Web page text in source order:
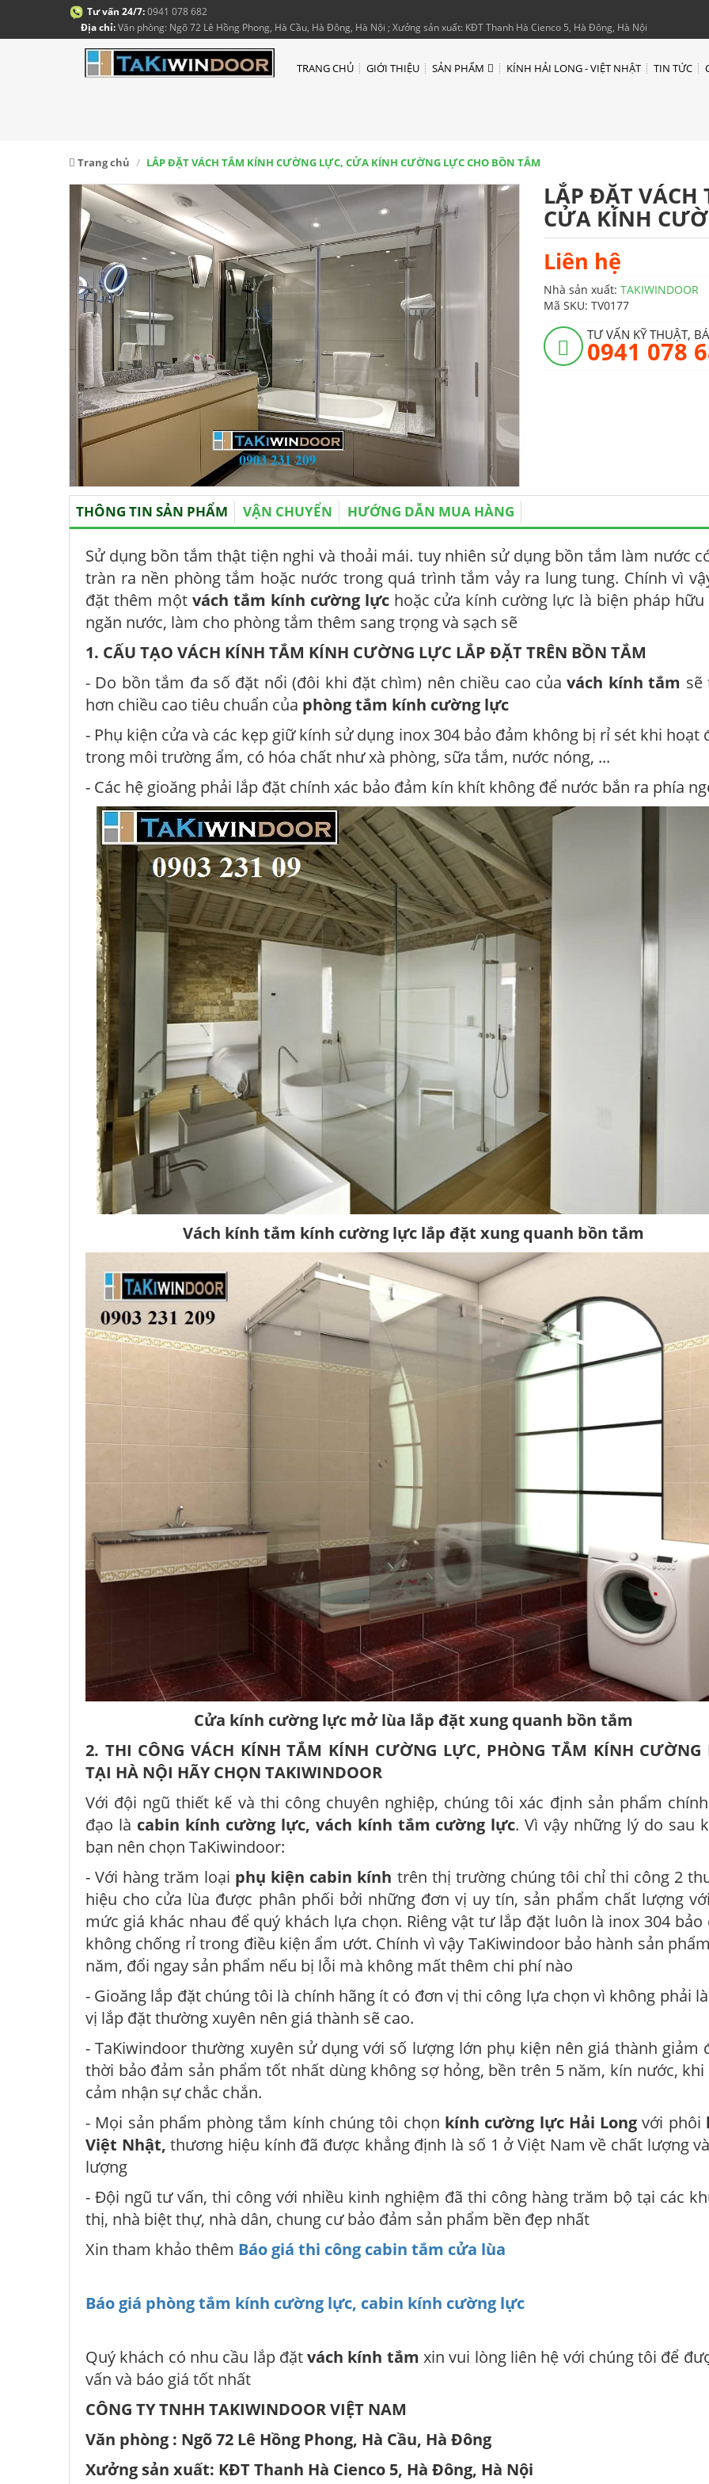
Tư vấn 24/7:0941 078 682
Địa chỉ:Văn phòng: Ngõ 72 Lê Hồng Phong, Hà Cầu, Hà Đông, Hà Nội ; Xưởng sản xuất: KĐT Thanh Hà Cienco 5, Hà Đông, Hà Nội
TRANG CHỦ GIỚI THIỆU SẢN PHẨM KÍNH HẢI LONG - VIỆT NHẬT TIN TỨC
Trang chủ LẮP ĐẶT VÁCH TẮM KÍNH CƯỜNG LỰC, CỬA KÍNH CƯỜNG LỰC CHO BỒN TẮM
LẮP ĐẶT
CỬA KÍNH
Liên hệ
Nhà sản xuất: TAKIWINDOOR
Mã SKU: TV0177
TƯ VẤN KỸ THUẬT,
0941 078
THÔNG TIN SẢN PHẨM VẬN CHUYỂN HƯỚNG DẪN MUA HÀNG
Sử dụng bồn tắm thật tiện nghi và thoải mái. tuy nhiên sử dụng bồn tắm làm nước
tràn ra nền phòng tắm hoặc nước trong quá trình tắm vảy ra lung tung. Chính vì
đặt thêm một vách tắm kính cường lựchoặc cửa kính cường lực là biện pháp hữu
ngăn nước, làm cho phòng tắm thêm sang trọng và sạch sẽ
1. CẤU TẠO VÁCH KÍNH TẮM KÍNH CƯỜNG LỰC LẮP ĐẶT TRÊN BỒN TẮM
- Do bồn tắm đa số đặt nổi (đôi khi đặt chìm) nên chiều cao củavách kính tắm sẽ
hơn chiều cao tiêu chuẩn của phòng tắm kính cường lực
- Phụ kiện cửa và các kẹp giữ kính sử dụng inox 304 bảo đảm không bị rỉ sét khi hoạt
trong môi trường ẩm, có hóa chất như xà phòng, sữa tắm, nước nóng, ...
- Các hệ gioăng phải lắp đặt chính xác bảo đảm kín khít không để nước bắn ra phía
Vách kính tắm kính cường lực lắp đặt xung quanh bồn tắm
Cửa kính cường lực mở lùa lắp đặt xung quanh bồn tắm
2. THI CÔNG VÁCH KÍNH TẮM KÍNH CƯỜNG LỰC, PHÒNG TẮM KÍNH CƯỜNG
TẠI HÀ NỘI HÃY CHỌN TAKIWINDOOR
Với đội ngũ thiết kế và thi công chuyên nghiệp, chúng tôi xác định sản phẩm
đạo là cabin kính cường lực, vách kính tắm cường lực. Vì vậy những lý do sau
bạn nên chọn TaKiwindoor:
- Với hàng trăm loại phụ kiện cabin kính trên thị trường chúng tôi chỉ thi công 2
hiệu cho cửa lùa được phân phối bởi những đơn vị uy tín, sản phẩm chất lượng
mức giá khác nhau để quý khách lựa chọn. Riêng vật tư lắp đặt luôn là inox 304 bảo
không chống rỉ trong điều kiện ẩm ướt. Chính vì vậy TaKiwindoor bảo hành sản
năm, đổi ngay sản phẩm nếu bị lỗi mà không mất thêm chi phí nào
- Gioăng lắp đặt chúng tôi là chính hãng ít có đơn vị thi công lựa chọn vì không phải
vị lắp đặt thường xuyên nên giá thành sẽ cao.
- TaKiwindoor thường xuyên sử dụng với số lượng lớn phụ kiện nên giá thành giảm
thời bảo đảm sản phẩm tốt nhất dùng không sợ hỏng, bền trên 5 năm, kín nước, khi
cảm nhận sự chắc chắn.
- Mọi sản phẩm phòng tắm kính chúng tôi chọn kính cường lực Hải Longvới phôi
Việt Nhật,thương hiệu kính đã được khẳng định là số 1 ở Việt Nam về chất lượng
lượng
- Đội ngũ tư vấn, thi công với nhiều kinh nghiệm đã thi công hàng trăm bộ tại các
thị, nhà biệt thự, nhà dân, chung cư bảo đảm sản phẩm bền đẹp nhất
Xin tham khảo thêm Báo giá thi công cabin tắm cửa lùa
Báo giá phòng tắm kính cường lực, cabin kính cường lực
Quý khách có nhu cầu lắp đặtvách kính tắm xin vui lòng liên hệ với chúng tôi để
vấn và báo giá tốt nhất
CÔNG TY TNHH TAKIWINDOOR VIỆT NAM
Văn phòng : Ngõ 72 Lê Hồng Phong, Hà Cầu, Hà Đông
Xưởng sản xuất: KĐT Thanh Hà Cienco 5, Hà Đông, Hà Nội